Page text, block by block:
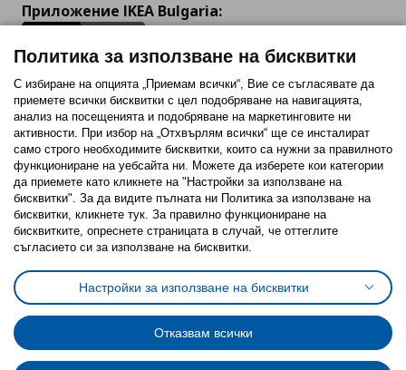
Приложение IKEA Bulgaria:
Последвайте ни:
FacebookTwitterYoutubePinterestInstagram
Политика за използване на бисквитки (Cookies)
Избор на настройки за използване на бисквитки
Условия за ползване на ikea.bgОбща политика за личните данни
Политика за защита на личните данни на ikea.bg
Общи условия на програма IKEA Family
Политика за защита на лични данни на програма IKEA Family
Политика за използване на бисквитки
С избиране на опцията „Приемам всички“, Вие се съгласявате да
приемете всички бисквитки с цел подобряване на навигацията,
анализ на посещенията и подобряване на маркетинговите ни
активности. При избор на „Отхвърлям всички“ ще се инсталират
само строго необходимитe бисквитки, които са нужни за правилното
функциониране на уебсайта ни. Можете да изберете кои категории
да приемете като кликнете на "Настройки за използване на
бисквитки". За да видите пълната ни Политика за използване на
бисквитки, кликнете тук. За правилно функциониране на
бисквитките, опреснете страницата в случай, че оттеглите
съгласието си за използване на бисквитки.
Настройки за използване на бисквитки
Отказвам всички